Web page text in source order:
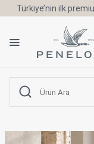
Türkiye’nin ilk